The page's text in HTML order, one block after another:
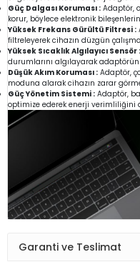
Güç Dalgası Koruması : Adaptör,
korur, böylece elektronik
Yüksek Frekans Gürültü Filtresi :
filtreleyerek cihazın düzgün
Yüksek Sıcaklık Algılayıcı Sensör :
durumlarını algılayarak
Düşük Akım Koruması : Adaptör,
moduna alarak cihazın zarar
Güç Yönetim Sistemi : Adaptör,
optimize ederek enerji verimliliğini
Garanti ve Teslimat